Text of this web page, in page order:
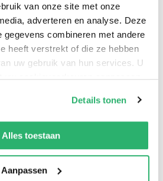
van onze site met onze
adverteren en analyse. Deze
gegevens combineren met andere
heeft verstrekt of die ze hebben
uw gebruik van hun services. U
uw cookievoorkeuren aanpassen
13 derdendie uw gegevens
verwerken.
Details tonen
Alles toestaan
Aanpassen
uprisings from around the
society - and what comes